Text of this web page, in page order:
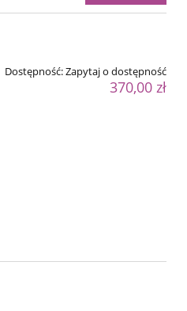
Dostępność:Zapytaj o dostępność
370,00 zł